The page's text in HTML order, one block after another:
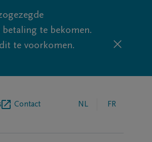
te bekomen.
te voorkomen.
Contact NL FR